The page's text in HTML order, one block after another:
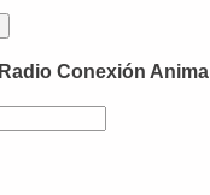
Radio Conexión Animal